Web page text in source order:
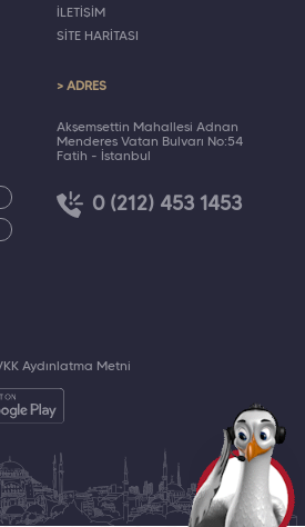
İLETİŞİM
SİTE HARİTASI
> ADRES
Akşemsettin Mahallesi Adnan
Menderes Vatan Bulvarı No:54
Fatih - İstanbul
0 (212) 453 1453
Aydınlatma Metni